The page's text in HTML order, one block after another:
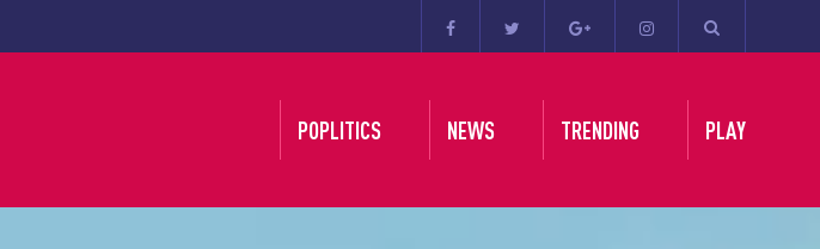
POPLITICS NEWS TRENDING PLAY